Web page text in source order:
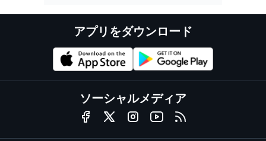
アプリをダウンロード
ソーシャルメディア